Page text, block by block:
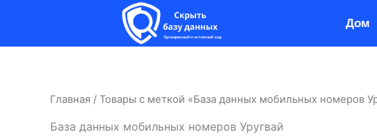
содержимому
Дом
Главная / Товары с меткой «База данных мобильных номеров
База данных мобильных номеров Уругвай